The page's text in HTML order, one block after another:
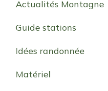
Actualités Montagne
Guide stations
Idées randonnée
Matériel